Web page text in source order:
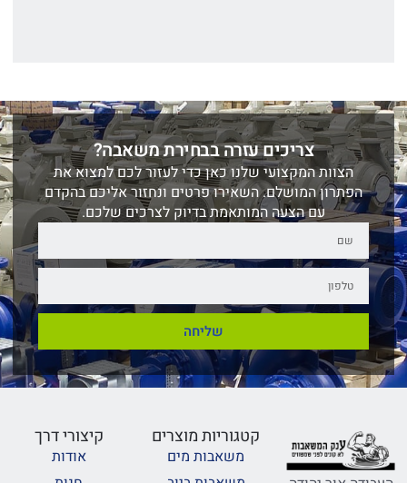
צריכים עזרה בבחירת משאבה?
הצוות המקצועי שלנו כאן כדי לעזור לכם למצוא את
הפתרון המושלם. השאירו פרטים ונחזור אליכם בהקדם
עם הצעה המותאמת בדיוק לצרכים שלכם.
שליחה
קטגוריות מוצרים
משאבות מים
קיצורי דרך
אודות